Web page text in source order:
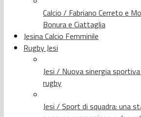
Calcio / Fabriano Cerreto e
Bonura e Ciattaglia
Jesina Calcio Femminile
Rugby Jesi
Jesi / Nuova sinergia
rugby
Jesi / Sport di squadra: una